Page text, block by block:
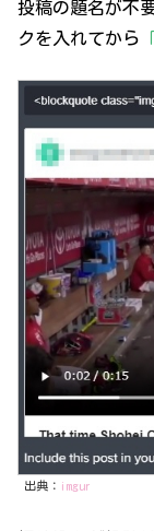
投稿の題名が不
クを入れてから
出典： imgur